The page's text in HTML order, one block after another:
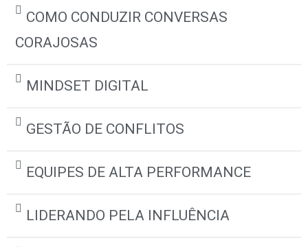
COMO CONDUZIR CONVERSAS
CORAJOSAS
MINDSET DIGITAL
GESTÃO DE CONFLITOS
EQUIPES DE ALTA PERFORMANCE
LIDERANDO PELA INFLUÊNCIA